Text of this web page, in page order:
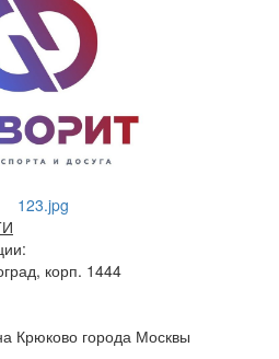
корп. 1444
Крюково города Москвы